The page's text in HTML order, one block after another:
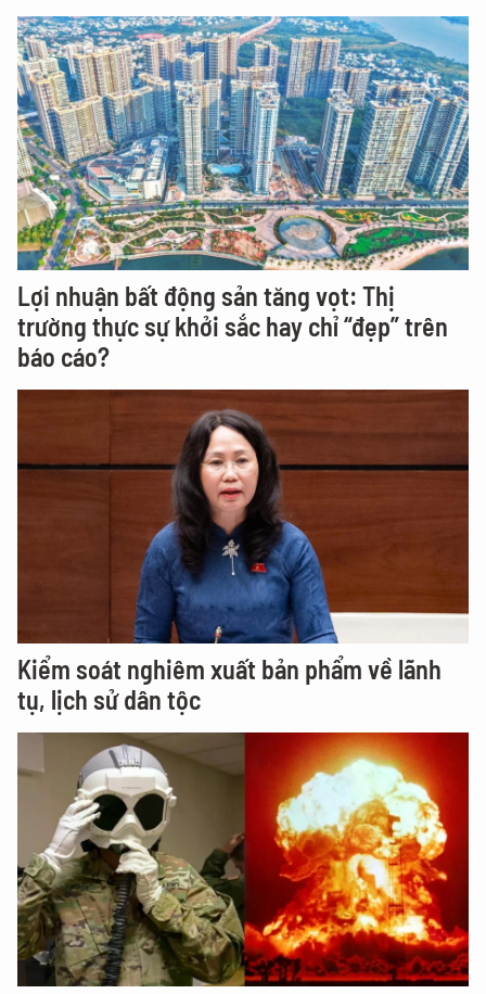
Lợi nhuận bất động sản tăng vọt: Thị
trường thực sự khởi sắc hay chỉ “đẹp” trên
báo cáo?
Kiểm soát nghiêm xuất bản phẩm về lãnh
tụ, lịch sử dân tộc